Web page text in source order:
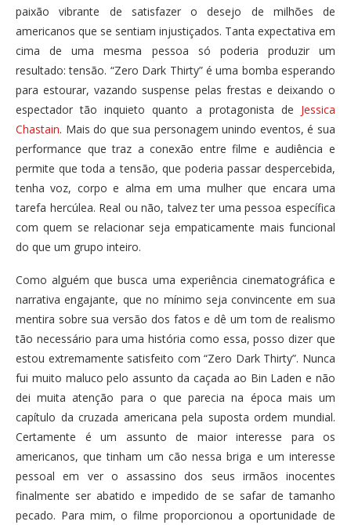
paixão vibrante de satisfazer o desejo de milhões de
americanos que se sentiam injustiçados. Tanta expectativa em
cima de uma mesma pessoa só poderia produzir um
resultado: tensão. “Zero Dark Thirty” é uma bomba esperando
para estourar, vazando suspense pelas frestas e deixando o
espectador tão inquieto quanto a protagonista de Jessica
Chastain. Mais do que sua personagem unindo eventos, é sua
performance que traz a conexão entre filme e audiência e
permite que toda a tensão, que poderia passar despercebida,
tenha voz, corpo e alma em uma mulher que encara uma
tarefa hercúlea. Real ou não, talvez ter uma pessoa específica
com quem se relacionar seja empaticamente mais funcional
do que um grupo inteiro.
Como alguém que busca uma experiência cinematográfica e
narrativa engajante, que no mínimo seja convincente em sua
mentira sobre sua versão dos fatos e dê um tom de realismo
tão necessário para uma história como essa, posso dizer que
estou extremamente satisfeito com “Zero Dark Thirty”. Nunca
fui muito maluco pelo assunto da caçada ao Bin Laden e não
dei muita atenção para o que parecia na época mais um
capítulo da cruzada americana pela suposta ordem mundial.
Certamente é um assunto de maior interesse para os
americanos, que tinham um cão nessa briga e um interesse
pessoal em ver o assassino dos seus irmãos inocentes
finalmente ser abatido e impedido de se safar de tamanho
pecado. Para mim, o filme proporcionou a oportunidade de